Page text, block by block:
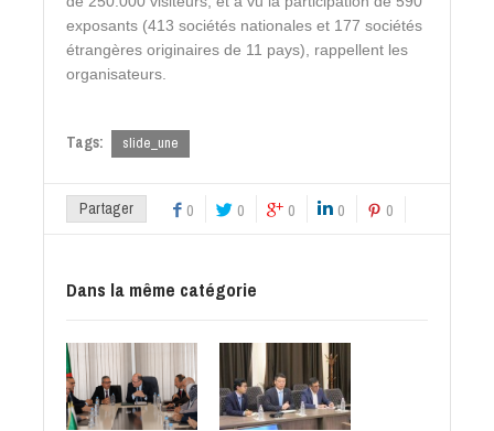
exposants (413 sociétés nationales et 177 sociétés
étrangères originaires de 11 pays), rappellent les
organisateurs.
Tags: slide_une
Partager 0 0 0 0 0
Dans la même catégorie